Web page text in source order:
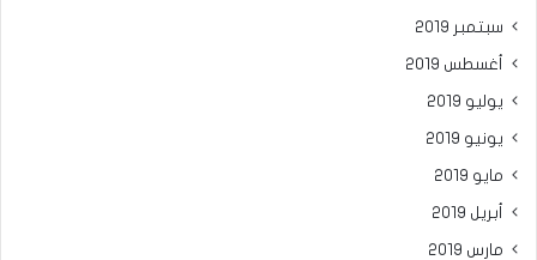
سبتمبر 2019
أغسطس 2019
يوليو 2019
يونيو 2019
مايو 2019
أبريل 2019
مارس 2019